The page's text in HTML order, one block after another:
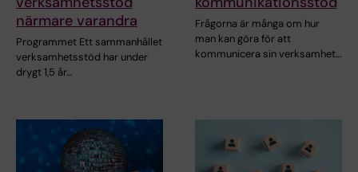
närmare varandra
Programmet Ett sammanhållet
verksamhetsstöd har under
drygt 1,5 år…
Frågorna är många om hur
man kan göra för att
kommunicera sin verksamhet…